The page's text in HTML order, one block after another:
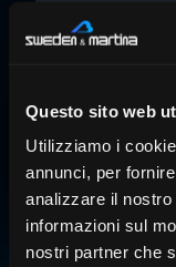
Questo sito web
Utilizziamo i
annunci, per
analizzare il
informazioni sul
nostri partner che
Te